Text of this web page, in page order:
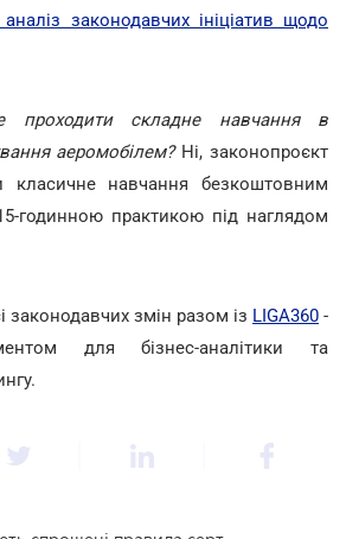
законодавчих ініціатив щодо
проходити складне навчання в
аеромобілем?Ні, законопроєкт
класичне навчання безкоштовним
годинною практикою під наглядом
законодавчих змін разом із LIGA360 -
для бізнес-аналітики та